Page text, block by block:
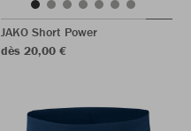
JAKO Short Power
dès 20,00 €